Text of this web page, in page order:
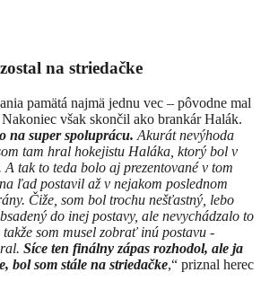
na striedačke
pamätá najmä jednu vec – pôvodne mal
však skončil ako brankár Halák.
na super spoluprácu. Akurát nevýhoda
tam hral hokejistu Haláka, ktorý bol v
tak to teda bolo aj prezentované v tom
ľad postavil až v nejakom poslednom
Čiže, som bol trochu nešťastný, lebo
do inej postavy, ale nevychádzalo to
som musel zobrať inú postavu -
Síce ten finálny zápas rozhodol, ale ja
bol som stále na striedačke,“ priznal herec